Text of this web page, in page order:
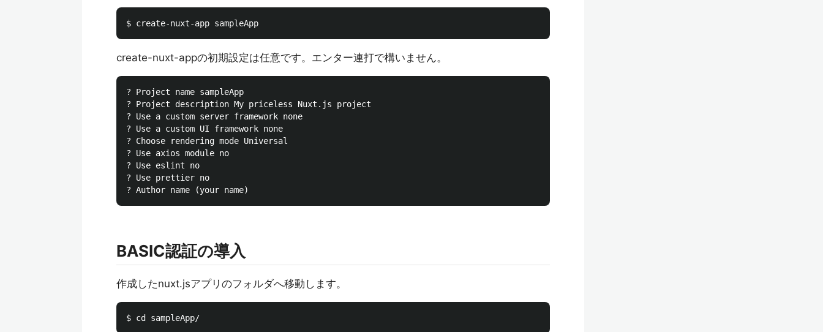
create-nuxt-appの初期設定は任意です。エンター連打で構いません。
? Project name sampleApp
? Project description My priceless Nuxt.js project
? Use a custom server framework none
? Use a custom UI framework none
? Choose rendering mode Universal
? Use axios module no
? Use eslint no
? Use prettier no
BASIC認証の導入
作成したnuxt.jsアプリのフォルダへ移動します。